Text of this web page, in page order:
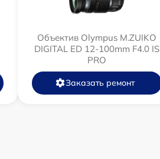
Объектив Olympus M.ZUIKO
DIGITAL ED 12‑100mm F4.0 IS
PRO
Заказать ремонт